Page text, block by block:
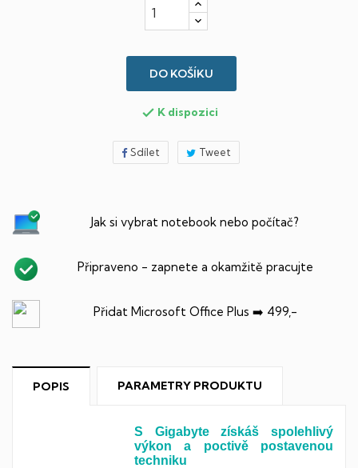
DO KOŠÍKU
 K dispozici
Sdílet Tweet
Jak si vybrat notebook nebo počítač?
Připraveno - zapnete a okamžitě pracujte
Přidat Microsoft Office Plus ➡️ 499,-
POPIS PARAMETRY PRODUKTU
S Gigabyte získáš spolehlivý
výkon a poctivě postavenou
techniku